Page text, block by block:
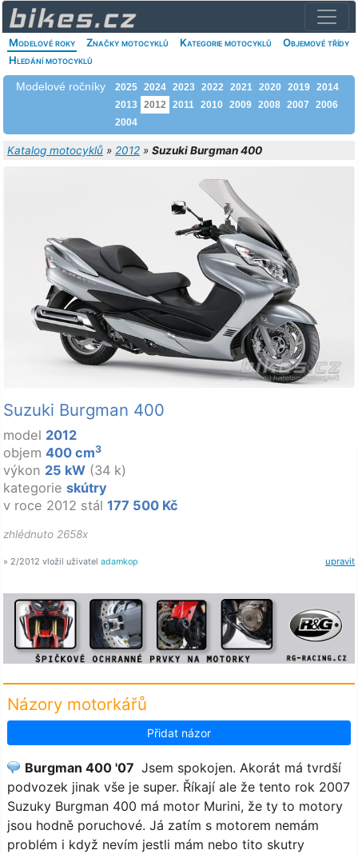
Modelové roky Značky motocyklů Kategorie motocyklů
Objemové třídy
Hledání motocyklů
Modelové ročníky 2025 2024 2023 2022 2021 2020 2019 2014
2013 2012 2011 2010 2009 2008 2007
2006
2004
Katalog motocyklů » 2012 » Suzuki Burgman 400
Suzuki Burgman 400
model 2012
objem 400 cm3
výkon 25 kW (34 k)
kategorie skútry
v roce 2012 stál 177 500 Kč
zhlédnuto 2658x
upravit
» 2/2012 vložil uživatel adamkop
Názory motorkářů
Přidat názor
Burgman 400 '07 Jsem spokojen. Akorát má tvrdší
podvozek jinak vše je super. Říkají ale že tento rok 2007
Suzuky Burgman 400 má motor Murini, že ty to motory
jsou hodně poruchové. Já zatím s motorem nemám
problém i když nevím jestli mám nebo tito skutry